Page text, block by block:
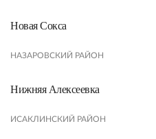
Новая Сокса
НАЗАРОВСКИЙ РАЙОН
Нижняя Алексеевка
ИСАКЛИНСКИЙ РАЙОН